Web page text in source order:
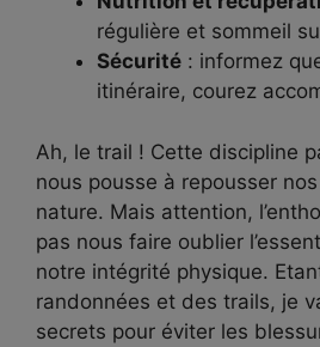
régulière et sommeil
Sécurité : informez
itinéraire, courez
Ah, le trail ! Cette discipline
nous pousse à repousser
nature. Mais attention,
pas nous faire oublier
notre intégrité physique.
randonnées et des trails, je
secrets pour éviter les